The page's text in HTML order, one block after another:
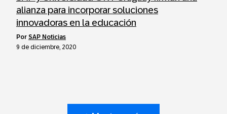
alianza para incorporar soluciones
innovadoras en la educación
por SAP Noticias
9 de diciembre, 2020